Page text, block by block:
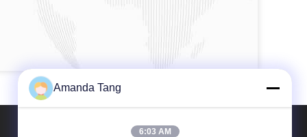
Amanda Tang
6:03 AM